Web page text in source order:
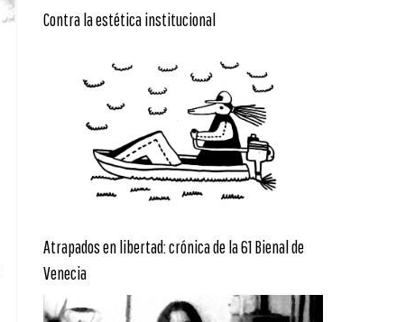
Contra la estética institucional
Atrapados en libertad: crónica de la 61 Bienal de
Venecia